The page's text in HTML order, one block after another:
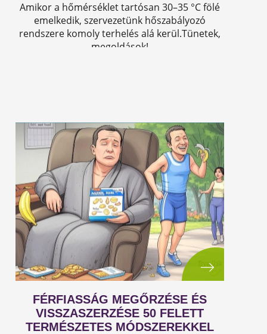
Amikor a hőmérséklet tartósan 30–35 °C fölé
emelkedik, szervezetünk hőszabályozó
rendszere komoly terhelés alá kerül.Tünetek,
megoldások!
FÉRFIASSÁG MEGŐRZÉSE ÉS
VISSZASZERZÉSE 50 FELETT
TERMÉSZETES MÓDSZEREKKEL